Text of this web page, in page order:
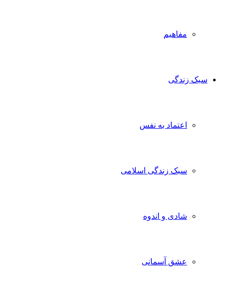
مفاهیم
سبک زندگی
اعتماد به نفس
سبک زندگی اسلامی
شادی و اندوه
عشق آسمانی